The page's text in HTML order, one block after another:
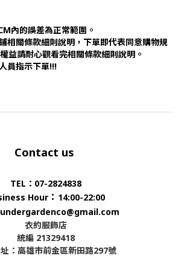
內的誤差為正常範圍。
相關條款細則說明，下單即代表同意購物規
益請耐心觀看完相關條款細則說明。
員指示下單!!!
Contact us
TEL：07-2824838
Hour ： 14:00-22:00
undergardenco@gmail.com
衣約服飾店
統編 21329418
：高雄市前金區新田路297號